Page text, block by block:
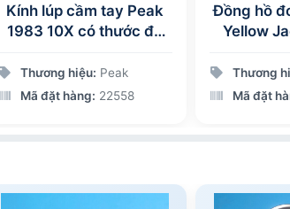
Kính lúp cầm tay Peak
1983 10X có thước đo
Thương hiệu: Peak
Mã đặt hàng: 22558
Đồng hồ
Yellow
Thương
Mã đặt